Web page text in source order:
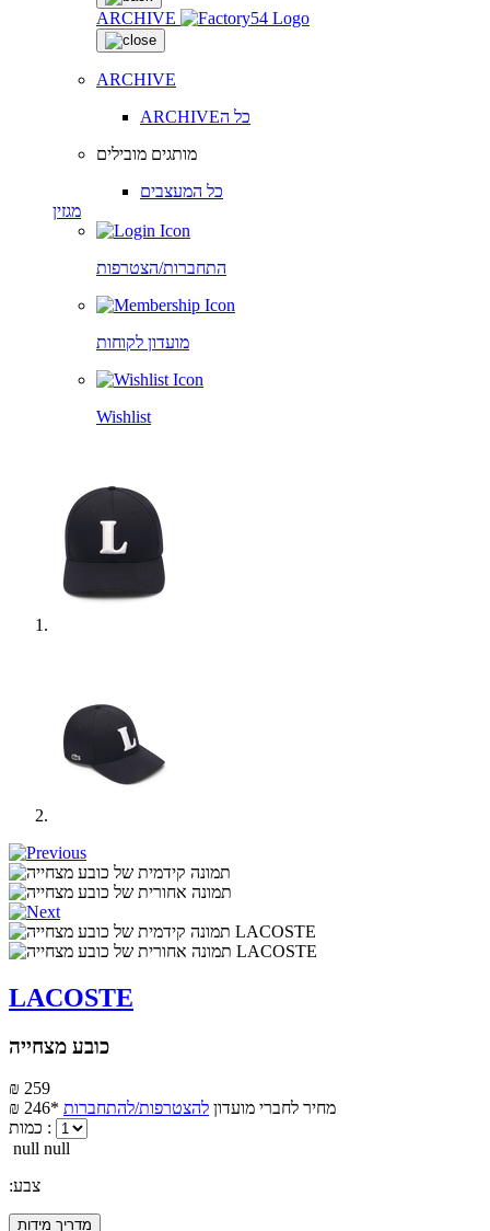
ARCHIVE
ARCHIVE
ARCHIVEכל ה
מותגים מובילים
כל המעצבים
מגזין
התחברות/הצטרפות
מועדון לקוחות
Wishlist
LACOSTE
כובע מצחייה
₪ 259
₪ 246*
מחיר לחברי מועדון להצטרפות/להתחברות
כמות :
null null
:צבע
מדריך מידות